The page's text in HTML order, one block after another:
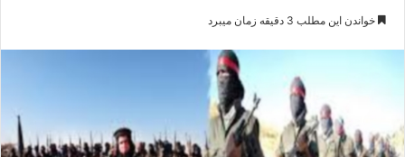
ر
ی
م
خواندن این مطلب 3 دقیقه زمان میبرد